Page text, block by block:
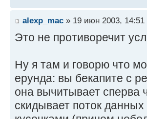
alexp_mac » 19 июн 2003, 14:51
Это не противоречит
Ну я там и говорю что
ерунда: вы бекапите с
она вычитывает
скидывает поток